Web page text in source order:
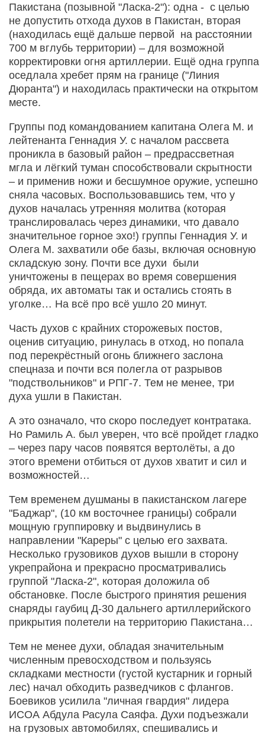
Пакистана (позывной "Ласка-2"): одна - с целью
не допустить отхода духов в Пакистан, вторая
(находилась ещё дальше первой на расстоянии
700 м вглубь территории) – для возможной
корректировки огня артиллерии. Ещё одна группа
оседлала хребет прям на границе ("Линия
Дюранта") и находилась практически на открытом
месте.
Группы под командованием капитана Олега М. и
лейтенанта Геннадия У. с началом рассвета
проникла в базовый район – предрассветная
мгла и лёгкий туман способствовали скрытности
– и применив ножи и бесшумное оружие, успешно
сняла часовых. Воспользовавшись тем, что у
духов началась утренняя молитва (которая
транслировалась через динамики, что давало
значительное горное эхо!) группы Геннадия У. и
Олега М. захватили обе базы, включая основную
складскую зону. Почти все духи были
уничтожены в пещерах во время совершения
обряда, их автоматы так и остались стоять в
уголке… На всё про всё ушло 20 минут.
Часть духов с крайних сторожевых постов,
оценив ситуацию, ринулась в отход, но попала
под перекрёстный огонь ближнего заслона
спецназа и почти вся полегла от разрывов
"подствольников" и РПГ-7. Тем не менее, три
духа ушли в Пакистан.
А это означало, что скоро последует контратака.
Но Рамиль А. был уверен, что всё пройдет гладко
– через пару часов появятся вертолёты, а до
этого времени отбиться от духов хватит и сил и
возможностей…
Тем временем душманы в пакистанском лагере
"Баджар", (10 км восточнее границы) собрали
мощную группировку и выдвинулись в
направлении "Кареры" с целью его захвата.
Несколько грузовиков духов вышли в сторону
укрепрайона и прекрасно просматривались
группой "Ласка-2", которая доложила об
обстановке. После быстрого принятия решения
снаряды гаубиц Д-30 дальнего артиллерийского
прикрытия полетели на территорию Пакистана…
Тем не менее духи, обладая значительным
численным превосходством и пользуясь
складками местности (густой кустарник и горный
лес) начал обходить разведчиков с флангов.
Боевиков усилила "личная гвардия" лидера
ИСОА Абдула Расула Саяфа. Духи подъезжали
на грузовых автомобилях, спешивались и